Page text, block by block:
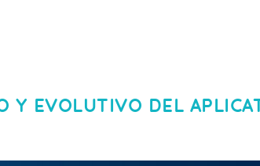
Y EVOLUTIVO DEL